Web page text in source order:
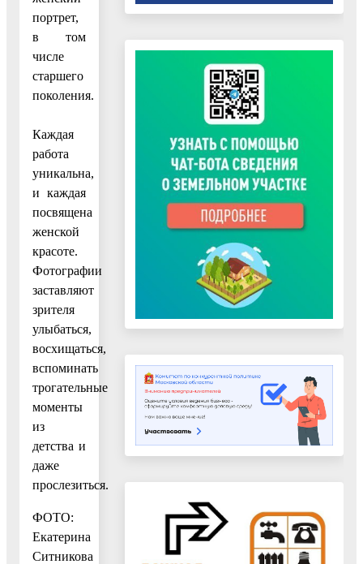
портрет,
в том
числе
старшего
поколения.
Каждая
работа
уникальна,
и каждая
посвящена
женской
красоте.
Фотографии
заставляют
зрителя
улыбаться,
восхищаться,
вспоминать
трогательные
моменты
из
детства и
даже
прослезиться.
ФОТО:
Екатерина
Ситникова